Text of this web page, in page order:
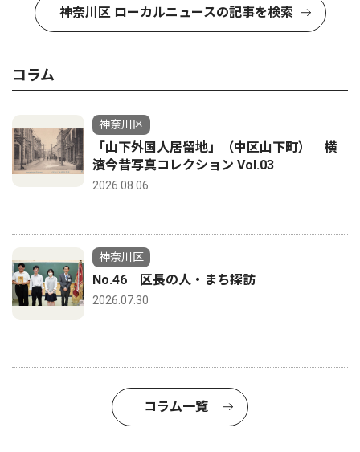
神奈川区 ローカルニュースの記事を検索
コラム
神奈川区
「山下外国人居留地」（中区山下町） 横
濱今昔写真コレクション Vol.03
2026.08.06
神奈川区
No.46 区長の人・まち探訪
2026.07.30
コラム一覧